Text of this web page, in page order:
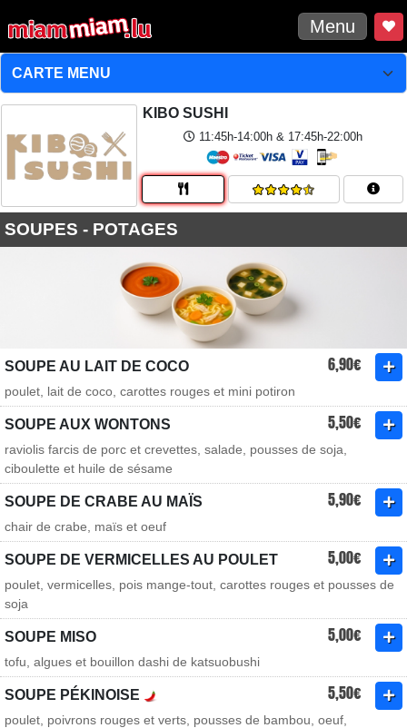
Menu
KIBO SUSHI
11:45h-14:00h & 17:45h-22:00h
SOUPES - POTAGES
SOUPE AU LAIT DE COCO 6,90€
poulet, lait de coco, carottes rouges et mini potiron
SOUPE AUX WONTONS 5,50€
raviolis farcis de porc et crevettes, salade, pousses de soja,
ciboulette et huile de sésame
SOUPE DE CRABE AU MAÏS 5,90€
chair de crabe, maïs et oeuf
SOUPE DE VERMICELLES AU POULET 5,00€
poulet, vermicelles, pois mange-tout, carottes rouges et pousses de
soja
SOUPE MISO 5,00€
tofu, algues et bouillon dashi de katsuobushi
SOUPE PÉKINOISE 5,50€
poulet, poivrons rouges et verts, pousses de bambou, oeuf,